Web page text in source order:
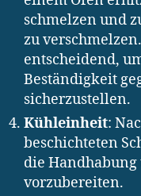
schmelzen und
zu
entscheidend,
Beständigkeit
sicherzustellen.
Kühleinheit:
beschichteten
die
vorzubereiten.